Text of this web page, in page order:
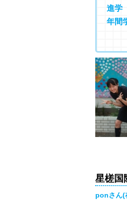
進学
年間
星槎国
ponさん(